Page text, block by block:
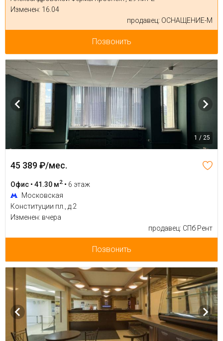
Изменен: 16.04
продавец: ОСНАЩЕНИЕ-М
Позвонить
1 / 25
45 389 ₽/мес.
Офис • 41.30 м2 • 6 этаж
Московская
Конституции пл., д.2
Изменен: вчера
продавец: СПб Рент
Позвонить